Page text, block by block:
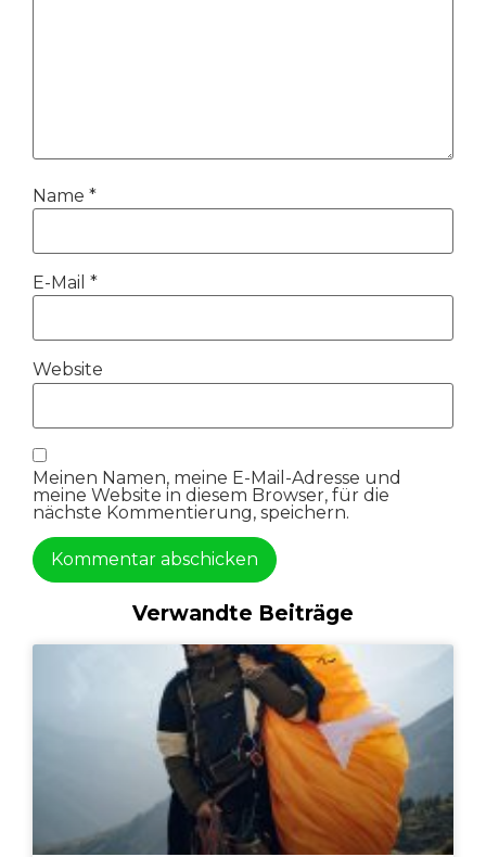
Name *
E-Mail *
Website
Meinen Namen, meine E-Mail-Adresse und
meine Website in diesem Browser, für die
nächste Kommentierung, speichern.
Verwandte Beiträge